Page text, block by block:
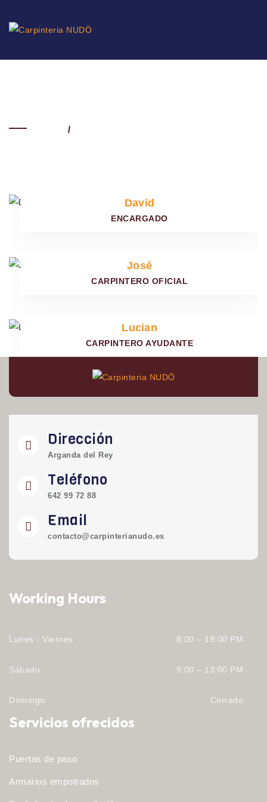
David
ENCARGADO
José
CARPINTERO OFICIAL
Lucian
CARPINTERO AYUDANTE
Dirección
Arganda del Rey
Teléfono
642 99 72 88
Email
contacto@carpinterianudo.es
Working Hours
Lunes - Viernes 8:00 – 19:00 PM
Sábado 9:00 – 13:00 PM
Domingo Cerrado
Servicios ofrecidos
Puertas de paso
Armarios empotrados